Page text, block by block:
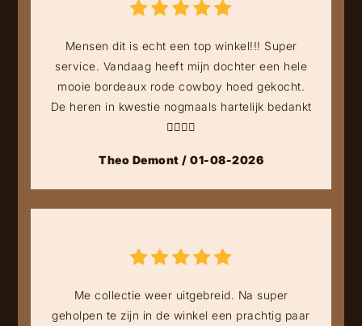
Mensen dit is echt een top winkel!!! Super
service. Vandaag heeft mijn dochter een hele
mooie bordeaux rode cowboy hoed gekocht.
De heren in kwestie nogmaals hartelijk bedankt
👍🏻👍🏻
Theo Demont / 01-08-2026
Me collectie weer uitgebreid. Na super
geholpen te zijn in de winkel een prachtig paar